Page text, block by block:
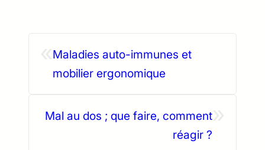
Maladies auto-immunes et
mobilier ergonomique
Mal au dos ; que faire, comment
réagir ?